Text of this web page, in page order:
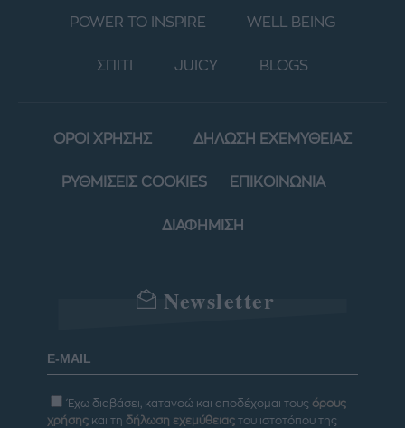
POWER TO INSPIRE WELL BEING
ΣΠΙΤΙ JUICY BLOGS
ΟΡΟΙ ΧΡΗΣΗΣ ΔΗΛΩΣΗ ΕΧΕΜΥΘΕΙΑΣ
ΡΥΘΜΙΣΕΙΣ COOKIES ΕΠΙΚΟΙΝΩΝΙΑ
ΔΙΑΦΗΜΙΣΗ
Newsletter
Έχω διαβάσει, κατανοώ και αποδέχομαι τους όρους
χρήσης και τη δήλωση εχεμύθειας του ιστοτόπου της